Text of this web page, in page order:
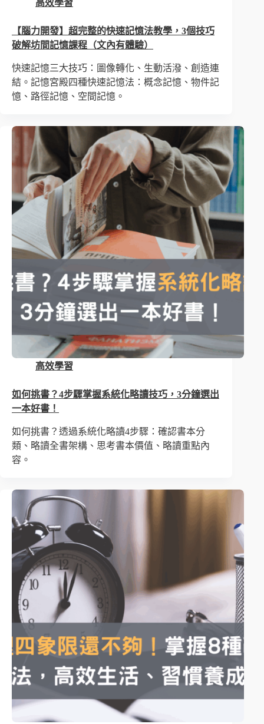
高效學習
【腦力開發】超完整的快速記憶法教學，3個技巧
破解坊間記憶課程（文內有體驗）
快速記憶三大技巧：圖像轉化、生動活潑、創造連
結。記憶宮殿四種快速記憶法：概念記憶、物件記
憶、路徑記憶、空間記憶。
高效學習
如何挑書？4步驟掌握系統化略讀技巧，3分鐘選出
一本好書！
如何挑書？透過系統化略讀4步驟：確認書本分
類、略讀全書架構、思考書本價值、略讀重點內
容。